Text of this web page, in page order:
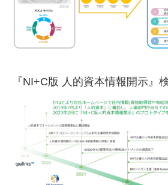
『NI+C版 人的資本情報開示』